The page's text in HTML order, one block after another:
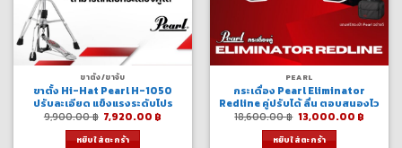
ขาตั้ง/ขาจับ
ขาตั้ง Hi-Hat Pearl H-1050
ปรับละเอียด แข็งแรงระดับโปร
9,900.00฿ Original
price
was:
9,900.00 ฿.
7,920.00 ฿
หยิบใส่ตะกร้า
PEARL
กระเดื่อง Pearl Eliminator
Redline คู่ปรับได้ ลื่น ตอบสนองไว
18,600.00฿ Original
price
was:
18,600.00 ฿.
13,000.00 ฿
หยิบใส่ตะกร้า